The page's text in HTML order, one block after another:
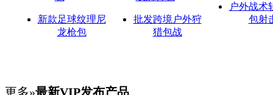
新款足球纹理尼
龙枪包
批发跨境户外狩
猎包战
户外战术
包射
更多»最新VIP发布产品